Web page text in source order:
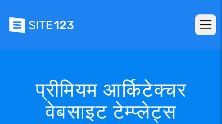
प्रीमियम आर्किटेक्चर
वेबसाइट टेम्प्लेट्स